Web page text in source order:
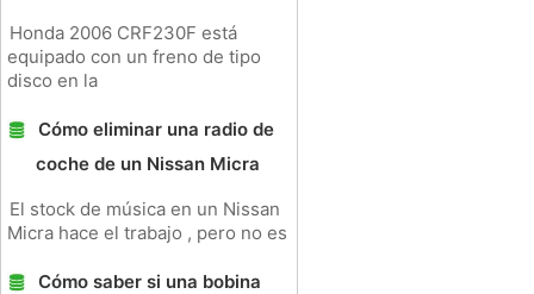
Honda 2006 CRF230F está
equipado con un freno de tipo
disco en la
Cómo eliminar una radio de
coche de un Nissan Micra
El stock de música en un Nissan
Micra hace el trabajo , pero no es
Cómo saber si una bobina